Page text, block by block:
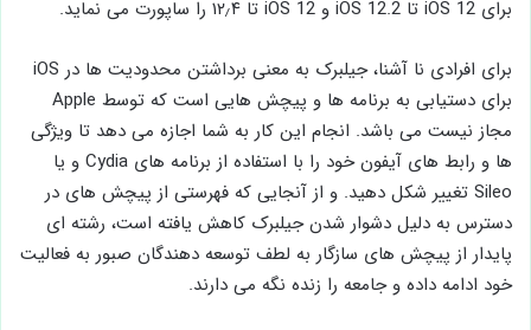
برای iOS 12 تا iOS 12.2 و iOS 12 تا ۱۲٫۴ را ساپورت می نماید.
برای افرادی نا آشنا، جیلبرک به معنی برداشتن محدودیت ها در iOS
برای دستیابی به برنامه ها و پیچش هایی است که توسط Apple
مجاز نیست می باشد. انجام این کار به شما اجازه می دهد تا ویژگی
ها و رابط های آیفون خود را با استفاده از برنامه های Cydia و یا
Sileo تغییر شکل دهید. و از آنجایی که فهرستی از پیچش های در
دسترس به دلیل دشوار شدن جیلبرک کاهش یافته است، رشته ای
پایدار از پیچش های سازگار به لطف توسعه دهندگان صبور به فعالیت
خود ادامه داده و جامعه را زنده نگه می دارند.